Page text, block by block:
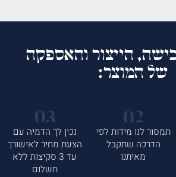
הייצור והאספקה
של המוצר:
תמסור לנו מידות לפי
הדרכה שתקבל
מאיתנו
נכין לך הדמיה עם
הצעת מחיר לאישורך
עד 3 סקיצות ללא
תשלום